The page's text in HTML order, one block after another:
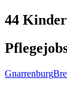
44
Gnarrenburg